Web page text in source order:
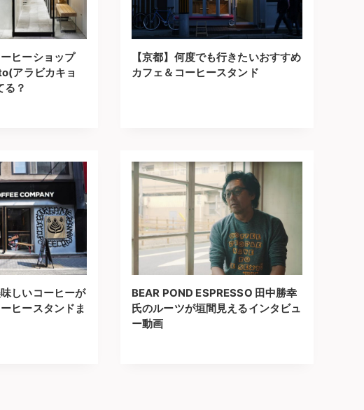
ヒーショップ
アラビカキョ
る？
【京都】何度でも行きたいおすすめ
カフェ＆コーヒースタンド
しいコーヒーが
ヒースタンドま
BEAR POND ESPRESSO 田中勝幸
氏のルーツが垣間見えるインタビュ
ー動画